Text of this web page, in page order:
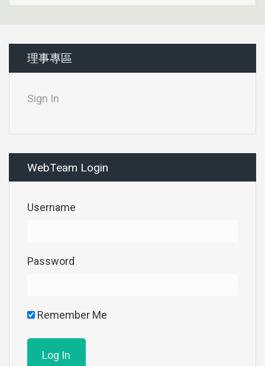
理事專區
Sign In
WebTeam Login
Username
Password
Remember Me